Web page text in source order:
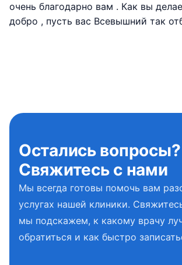
очень благодарно вам . Как вы
добро , пусть вас Всевышний так
Остались вопросы?
Свяжитесь с нами
Мы всегда готовы помочь вам
услугах нашей клиники.
мы подскажем, к какому врачу
обратиться и как быстро